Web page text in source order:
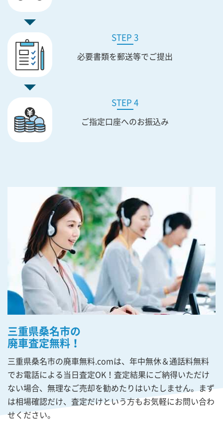
STEP 3
必要書類を郵送等でご提出
STEP 4
ご指定口座へのお振込み
三重県桑名市の
廃車査定無料！
三重県桑名市の廃車無料.comは、年中無休＆通話料無料
でお電話による当日査定OK！査定結果にご納得いただけ
ない場合、無理なご売却を勧めたりはいたしません。まず
は相場確認だけ、査定だけという方もお気軽にお問い合わ
せください。